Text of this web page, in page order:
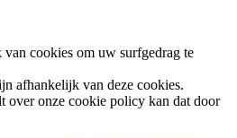
cookies om uw surfgedrag te
afhankelijk van deze cookies.
over onze cookie policy kan dat door